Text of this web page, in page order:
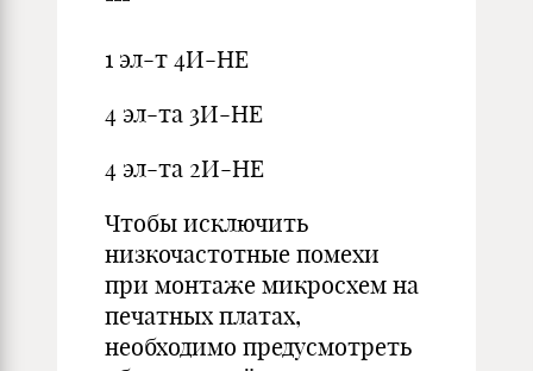
1 эл-т 4И-НЕ
4 эл-та 3И-НЕ
4 эл-та 2И-НЕ
Чтобы исключить
низкочастотные помехи
при монтаже микросхем на
печатных платах,
необходимо предусмотреть